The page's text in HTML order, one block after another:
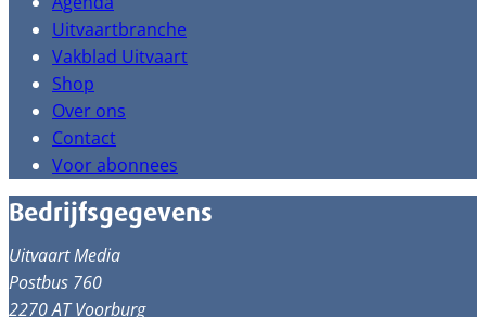
Uitvaartbranche
Vakblad Uitvaart
Shop
Over ons
Contact
Voor abonnees
Bedrijfsgegevens
Uitvaart Media
Postbus 760
2270 AT Voorburg